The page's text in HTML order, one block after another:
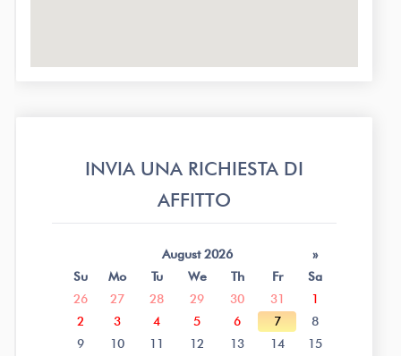
INVIA UNA RICHIESTA DI
AFFITTO
August 2026
»
Su
Mo Tu We Th Fr
Sa
26
27 28 29 30 31
1
2
3 4 5 6 7
8
9
10 11 12 13 14 15